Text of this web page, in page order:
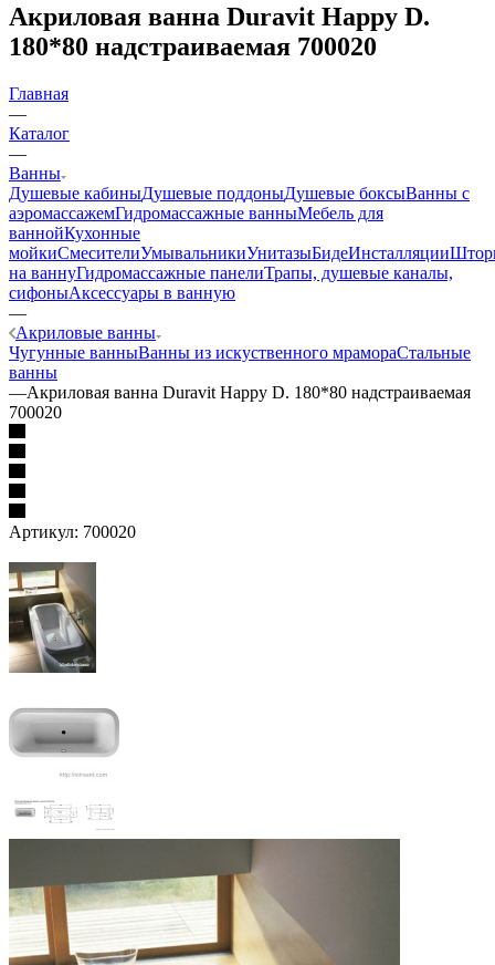
Акриловая ванна Duravit Happy D.
180*80 надстраиваемая 700020
Главная
—
Каталог
—
Ванны
Душевые кабиныДушевые поддоныДушевые боксыВанны с
аэромассажемГидромассажные ванныМебель для
ваннойКухонные
мойкиСмесителиУмывальникиУнитазыБидеИнсталляции
на ваннуГидромассажные панелиТрапы, душевые каналы,
сифоныАксессуары в ванную
—
Акриловые ванны
Чугунные ванныВанны из искуственного мрамораСтальные
ванны
—Акриловая ванна Duravit Happy D. 180*80 надстраиваемая
700020
Артикул: 700020